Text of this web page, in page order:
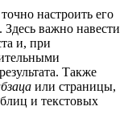
настроить его
важно навести
и, при
Также
или страницы,
и текстовых